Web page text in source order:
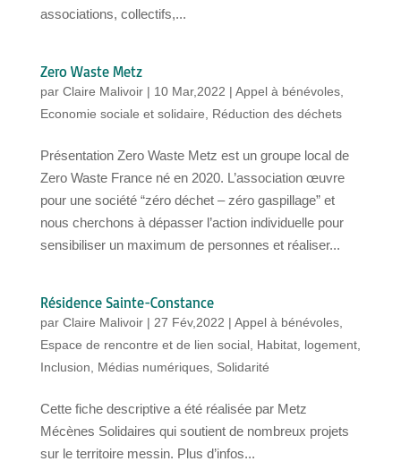
associations, collectifs,...
Zero Waste Metz
par Claire Malivoir| 10 Mar,2022 | Appel à bénévoles,
Economie sociale et solidaire
Réduction des déchets
Présentation Zero Waste Metz est un groupe local de
Zero Waste France né en 2020. L’association œuvre
pour une société “zéro déchet – zéro gaspillage” et
nous cherchons à dépasser l’action individuelle pour
sensibiliser un maximum de personnes et réaliser...
Résidence Sainte-Constance
par Claire Malivoir| 27 Fév,2022 | Appel à bénévoles,
Espace de rencontre et de lien social, Habitat, logement,
Inclusion
Médias numériques, Solidarité
Cette fiche descriptive a été réalisée par Metz
Mécènes Solidaires qui soutient de nombreux projets
sur le territoire messin. Plus d’infos...